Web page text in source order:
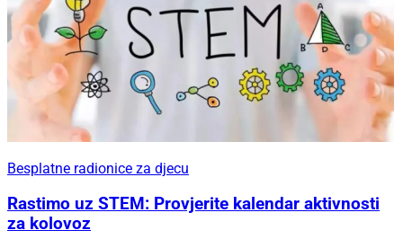
Besplatne radionice za djecu
Rastimo uz STEM: Provjerite kalendar aktivnosti
za kolovoz